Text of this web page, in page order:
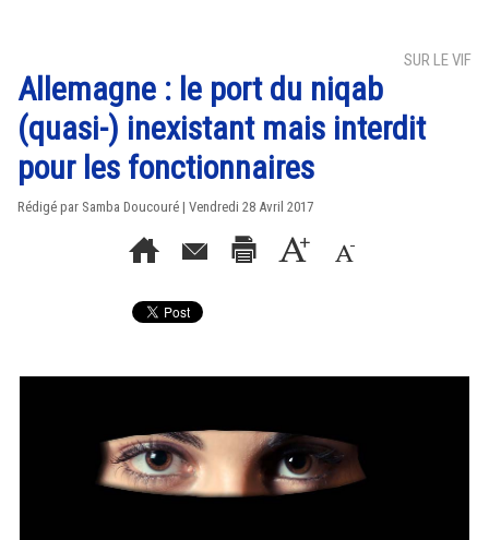
SUR LE VIF
Allemagne : le port du niqab
(quasi-) inexistant mais interdit
pour les fonctionnaires
Rédigé par Samba Doucouré | Vendredi 28 Avril 2017